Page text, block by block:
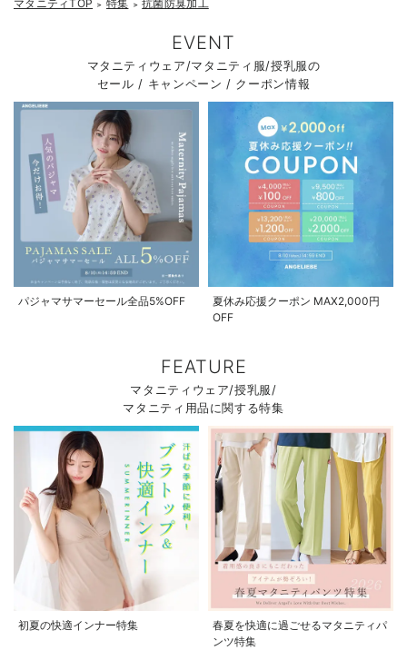
マタニティTOP ＞ 特集 ＞ 抗菌防臭加工
EVENT
マタニティウェア/マタニティ服/授乳服の
セール / キャンペーン / クーポン情報
パジャマサマーセール全品5%OFF
夏休み応援クーポン MAX2,000円
OFF
FEATURE
マタニティウェア/授乳服/
マタニティ用品に関する特集
初夏の快適インナー特集
春夏を快適に過ごせるマタニティパ
ンツ特集